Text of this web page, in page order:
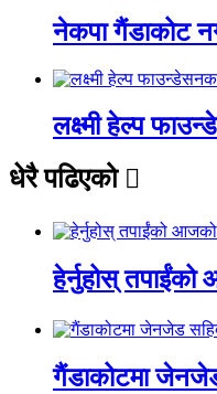
नेकपा गैंडाकोट
लक्ष्मी हेल्प
धेरै पढिएको
हेर्नुहोस्
गैंडाकोटमा जेनजेड